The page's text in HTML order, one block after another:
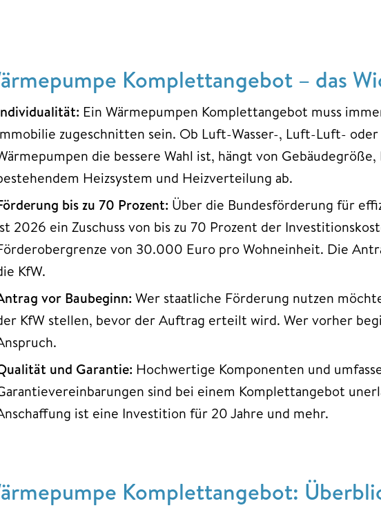
Komplettangebot – das
Ein Wärmepumpen Komplettangebot muss
zugeschnitten sein. Ob Luft-Wasser-, Luft-Luft- oder
die bessere Wahl ist, hängt von Gebäudegröße,
Heizsystem und Heizverteilung ab.
bis zu 70 Prozent: Über die Bundesförderung für
2026 ein Zuschuss von bis zu 70 Prozent der
von 30.000 Euro pro Wohneinheit. Die
KfW.
vor Baubeginn: Wer staatliche Förderung nutzen
KfW stellen, bevor der Auftrag erteilt wird. Wer vorher
und Garantie: Hochwertige Komponenten und
sind bei einem Komplettangebot
ist eine Investition für 20 Jahre und mehr.
Komplettangebot: